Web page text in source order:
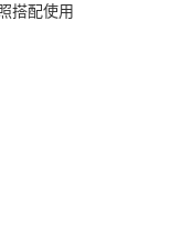
灣）商業銀行
搭配使用